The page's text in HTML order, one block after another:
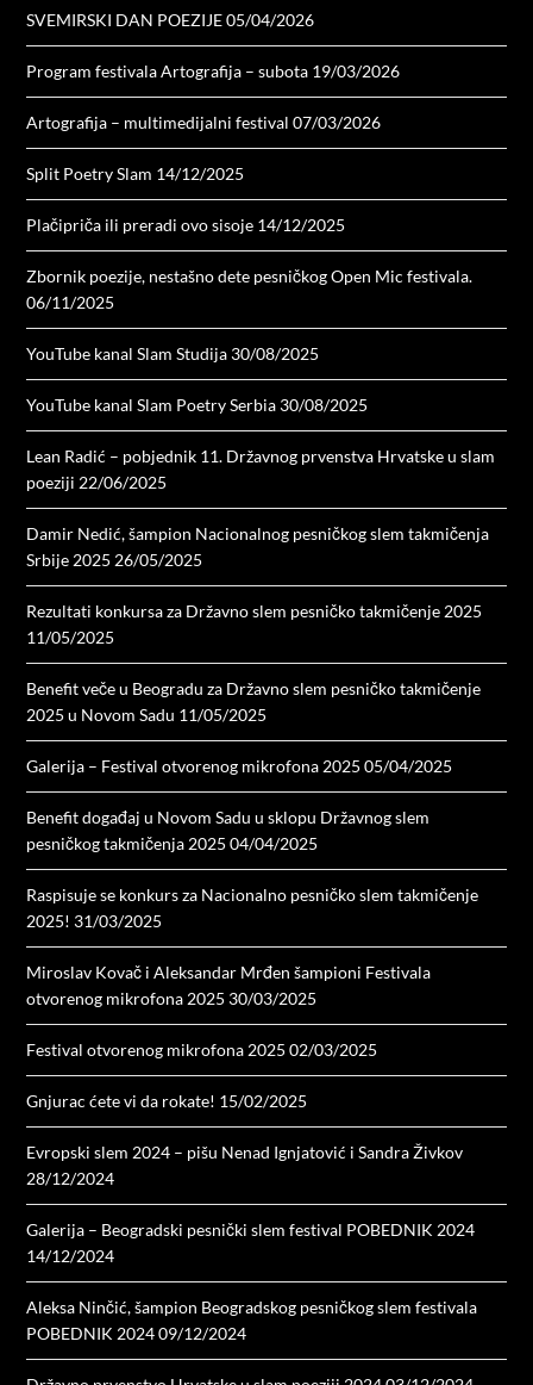
SVEMIRSKI DAN POEZIJE 05/04/2026
Program festivala Artografija – subota 19/03/2026
Artografija – multimedijalni festival 07/03/2026
Split Poetry Slam 14/12/2025
Plačipriča ili preradi ovo sisoje 14/12/2025
Zbornik poezije, nestašno dete pesničkog Open Mic festivala.
06/11/2025
YouTube kanal Slam Studija 30/08/2025
YouTube kanal Slam Poetry Serbia 30/08/2025
Lean Radić – pobjednik 11. Državnog prvenstva Hrvatske u slam
poeziji 22/06/2025
Damir Nedić, šampion Nacionalnog pesničkog slem takmičenja
Srbije 2025 26/05/2025
Rezultati konkursa za Državno slem pesničko takmičenje 2025
11/05/2025
Benefit veče u Beogradu za Državno slem pesničko takmičenje
2025 u Novom Sadu 11/05/2025
Galerija – Festival otvorenog mikrofona 2025 05/04/2025
Benefit događaj u Novom Sadu u sklopu Državnog slem
pesničkog takmičenja 2025 04/04/2025
Raspisuje se konkurs za Nacionalno pesničko slem takmičenje
2025! 31/03/2025
Miroslav Kovač i Aleksandar Mrđen šampioni Festivala
otvorenog mikrofona 2025 30/03/2025
Festival otvorenog mikrofona 2025 02/03/2025
Gnjurac ćete vi da rokate! 15/02/2025
Evropski slem 2024 – pišu Nenad Ignjatović i Sandra Živkov
28/12/2024
Galerija – Beogradski pesnički slem festival POBEDNIK 2024
14/12/2024
Aleksa Ninčić, šampion Beogradskog pesničkog slem festivala
POBEDNIK 2024 09/12/2024